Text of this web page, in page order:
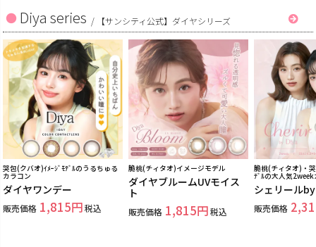
Diya series / 【サンシティ公式】ダイヤシリーズ
哭包(クバオ)ｲﾒｰｼﾞﾓﾃﾞﾙのうるちゅる
カラコン
ダイヤワンデー
販売価格 1,815 税込
脆桃(チィタオ)イメージモデル
ダイヤブルームUVモイス
ト
販売価格 1,815 税込
脆桃(チィタオ)・
ﾃﾞﾙの大人気2week
シェリール
販売価格